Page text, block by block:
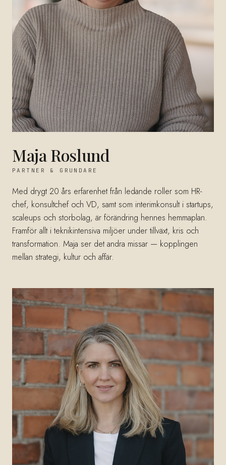
Maja Roslund
PARTNER & GRUNDARE
Med drygt 20 års erfarenhet från ledande roller som HR-
chef, konsultchef och VD, samt som interimkonsult i startups,
scaleups och storbolag, är förändring hennes hemmaplan.
Framför allt i teknikintensiva miljöer under tillväxt, kris och
transformation. Maja ser det andra missar — kopplingen
mellan strategi, kultur och affär.